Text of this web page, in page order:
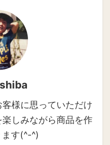
客様に思っていただけ
しみながら商品を作
ます(^-^)